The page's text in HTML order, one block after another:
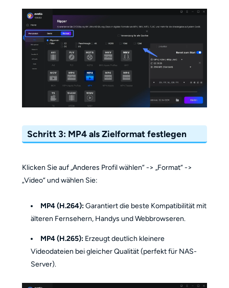
Schritt 3: MP4 als Zielformat festlegen
Klicken Sie auf „Anderes Profil wählen“ -> „Format“ ->
„Video“ und wählen Sie:
MP4 (H.264):Garantiert die beste Kompatibilität mit
älteren Fernsehern, Handys und Webbrowseren.
MP4 (H.265): Erzeugt deutlich kleinere
Videodateien bei gleicher Qualität (perfekt für NAS-
Server).